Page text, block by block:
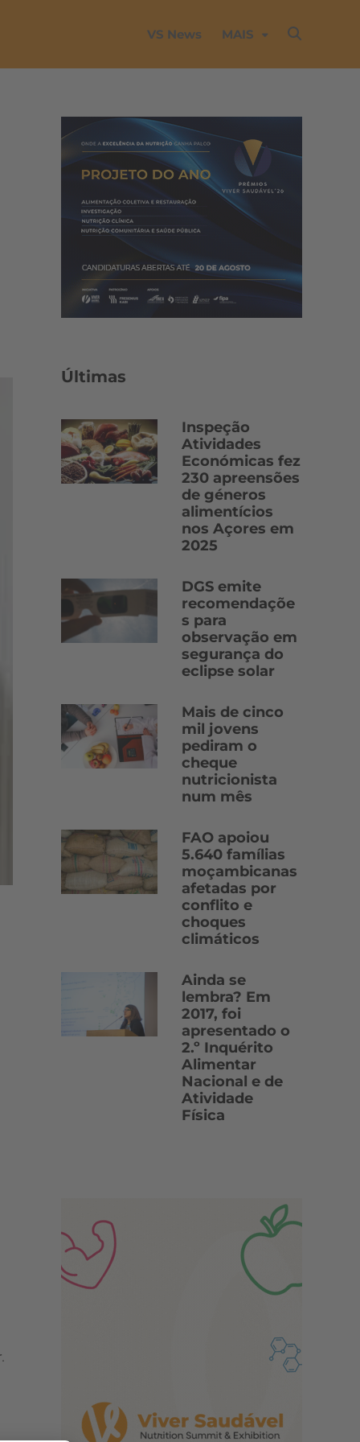
VS News MAIS
Últimas
Inspeção
Atividades
Económicas fez
230 apreensões
de géneros
alimentícios
nos Açores em
2025
DGS emite
recomendaçõe
s para
observação em
segurança do
eclipse solar
Mais de cinco
mil jovens
pediram o
cheque
nutricionista
num mês
FAO apoiou
5.640 famílias
moçambicanas
afetadas por
conflito e
choques
climáticos
Ainda se
lembra? Em
2017, foi
apresentado o
2.º Inquérito
Alimentar
Nacional e de
Atividade
Física